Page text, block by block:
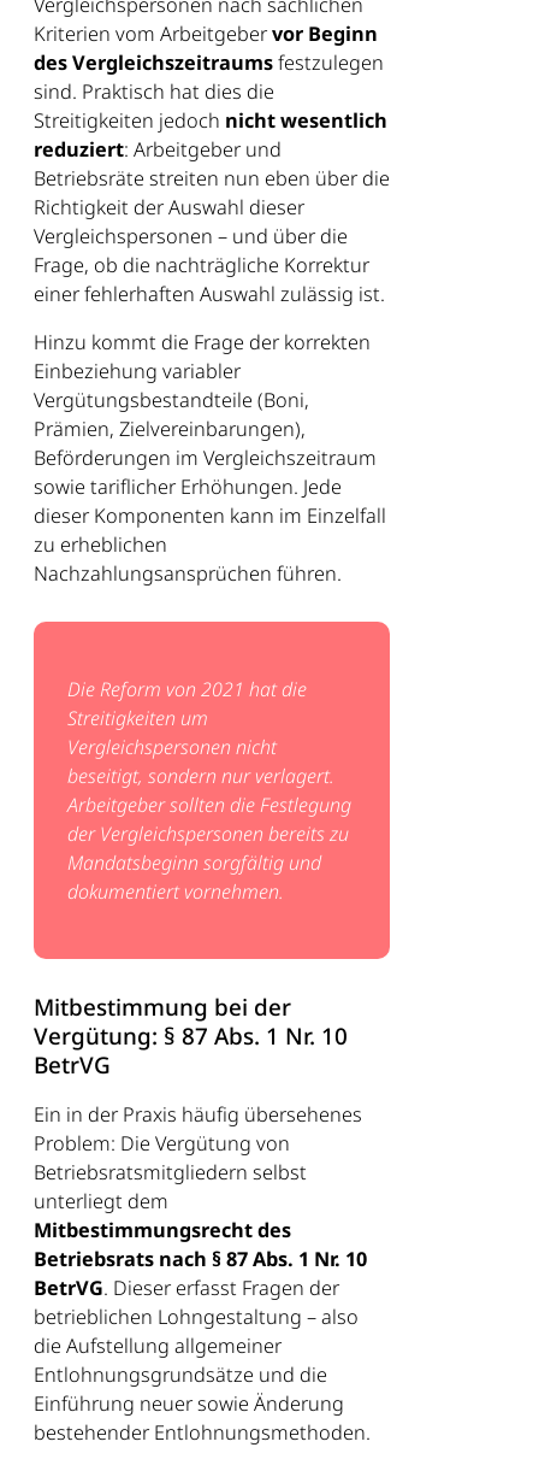
Kriterien vom Arbeitgebervor Beginn
des Vergleichszeitraumsfestzulegen
sind. Praktisch hat dies die
Streitigkeiten jedoch nicht wesentlich
reduziert: Arbeitgeber und
Betriebsräte streiten nun eben über die
Richtigkeit der Auswahl dieser
Vergleichspersonen – und über die
Frage, ob die nachträgliche Korrektur
einer fehlerhaften Auswahl zulässig ist.
Hinzu kommt die Frage der korrekten
Einbeziehung variabler
Vergütungsbestandteile (Boni,
Prämien, Zielvereinbarungen),
Beförderungen im Vergleichszeitraum
sowie tariflicher Erhöhungen. Jede
dieser Komponenten kann im Einzelfall
zu erheblichen
Nachzahlungsansprüchen führen.
Die Reform von 2021 hat die
Streitigkeiten um
Vergleichspersonen nicht
beseitigt, sondern nur verlagert.
Arbeitgeber sollten die Festlegung
der Vergleichspersonen bereits zu
Mandatsbeginn sorgfältig und
dokumentiert vornehmen.
Mitbestimmung bei der
Vergütung: § 87 Abs. 1 Nr. 10
BetrVG
Ein in der Praxis häufig übersehenes
Problem: Die Vergütung von
Betriebsratsmitgliedern selbst
unterliegt dem
Mitbestimmungsrecht des
Betriebsrats nach § 87 Abs. 1 Nr. 10
BetrVG. Dieser erfasst Fragen der
betrieblichen Lohngestaltung – also
die Aufstellung allgemeiner
Entlohnungsgrundsätze und die
Einführung neuer sowie Änderung
bestehender Entlohnungsmethoden.